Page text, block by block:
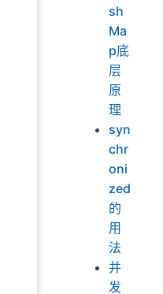
sh
Ma
p底
层
原
理
syn
chr
oni
zed
的
用
法
并
发